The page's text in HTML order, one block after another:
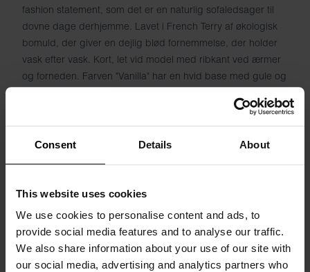
Consent Details About
This website uses cookies
We use cookies to personalise content and ads, to
provide social media features and to analyse our traffic.
We also share information about your use of our site with
our social media, advertising and analytics partners who
fashion statement, som det er en naturlig sofaledsager til
dovne dage derhjemme. Lavet i French Terry af økologisk
bomuld, der giver en dejlig blød fornemmelse, der holder
vask efter vask. Kort, let vid model med ribkant ved ærmer
og forneden. Farven "Vanilla" har en hvid base med gule og
Materiale: 100% økologisk bomuld
Specifikation
Størrelsesguide